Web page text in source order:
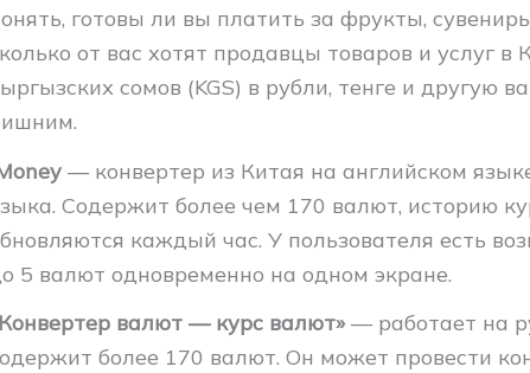
готовы ли вы платить за фрукты,
от вас хотят продавцы товаров и услуг в
сомов (KGS) в рубли, тенге и другую
— конвертер из Китая на английском
Содержит более чем 170 валют, историю
каждый час. У пользователя есть
5 валют одновременно на одном экране.
валют — курс валют»— работает на
более 170 валют. Он может провести